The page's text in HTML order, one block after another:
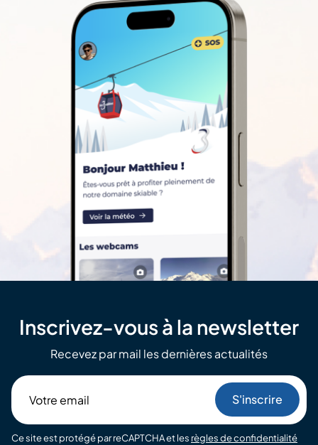
Inscrivez-vous à la newsletter
Recevez par mail les dernières actualités
email
Ce site est protégé par reCAPTCHA et les règles de confidentialité